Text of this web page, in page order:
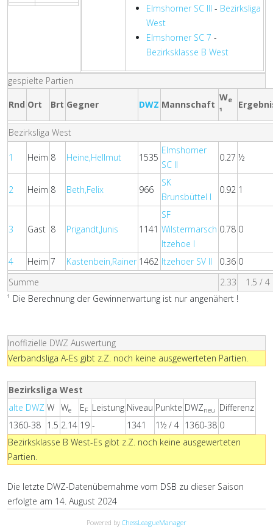
Elmshorner SC III - Bezirksliga
West
Elmshorner SC 7 -
Bezirksklasse B West
gespielte Partien
Rnd Ort Brt Gegner DWZ Mannschaft
We
¹
Bezirksliga West
1 Heim 8 Heine,Hellmut 1535
Elmshorner
SC II
0.27 ½
2 Heim 8 Beth,Felix 966
SK
Brunsbüttel I
0.92 1
3 Gast 8 Prigandt,Junis 1141
SF
Wilstermarsch
Itzehoe I
0.78 0
4 Heim 7 Kastenbein,Rainer 1462 Itzehoer SV II 0.36 0
Summe
2.33
1.5 / 4
¹ Die Berechnung der Gewinnerwartung ist nur angenähert !
Inoffizielle DWZ Auswertung
Verbandsliga A-Es gibt z.Z. noch keine ausgewerteten Partien.
Bezirksliga West
alte DWZ W We EF Leistung Niveau Punkte DWZneu
Differenz
1360-38 1.5 2.14 19 - 1341 1½ / 4 1360-38 0
Bezirksklasse B West-Es gibt z.Z. noch keine ausgewerteten
Partien.
Die letzte DWZ-Datenübernahme vom DSB zu dieser Saison
erfolgte am 14. August 2024
Powered by ChessLeagueManager